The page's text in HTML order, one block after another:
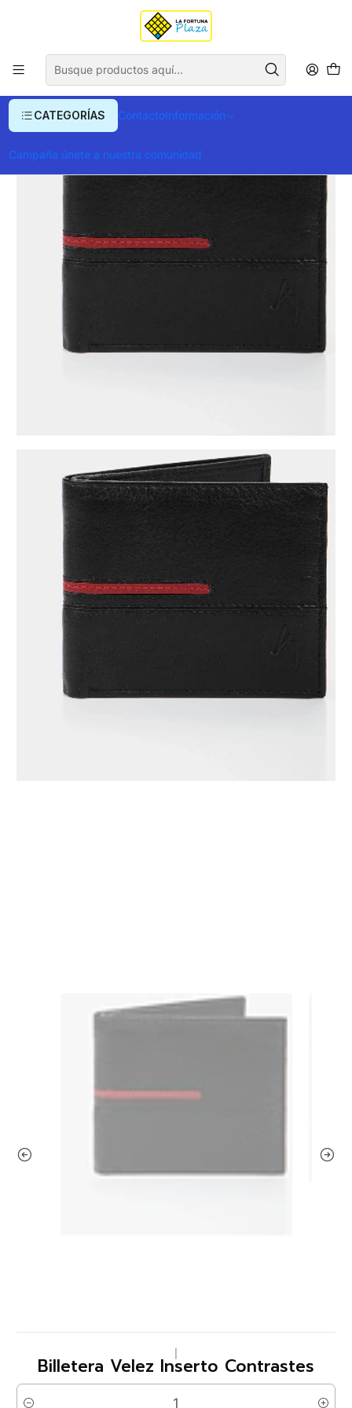
CATEGORÍAS ContactoInformación
Campaña únete a nuestra comunidad
Envío gratis para compras superiores a $ 400.000
Billeteras y Monederos Billeteras Billetera Velez Inserto Contrastes
Billetera Velez Inserto Contrastes